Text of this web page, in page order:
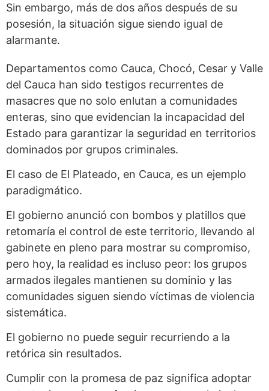
Sin embargo, más de dos años después de su
posesión, la situación sigue siendo igual de
alarmante.
Departamentos como Cauca, Chocó, Cesar y Valle
del Cauca han sido testigos recurrentes de
masacres que no solo enlutan a comunidades
enteras, sino que evidencian la incapacidad del
Estado para garantizar la seguridad en territorios
dominados por grupos criminales.
El caso de El Plateado, en Cauca, es un ejemplo
paradigmático.
El gobierno anunció con bombos y platillos que
retomaría el control de este territorio, llevando al
gabinete en pleno para mostrar su compromiso,
pero hoy, la realidad es incluso peor: los grupos
armados ilegales mantienen su dominio y las
comunidades siguen siendo víctimas de violencia
sistemática.
El gobierno no puede seguir recurriendo a la
retórica sin resultados.
Cumplir con la promesa de paz significa adoptar